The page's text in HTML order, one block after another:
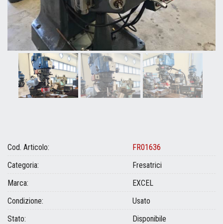
Cod. Articolo:
FR01636
Categoria:
Fresatrici
Marca:
EXCEL
Condizione:
Usato
Stato:
Disponibile